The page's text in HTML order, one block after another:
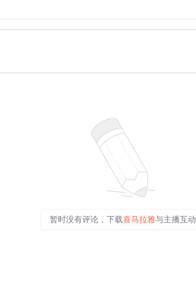
着
暂时没有评论，下载喜马拉雅与主播互动